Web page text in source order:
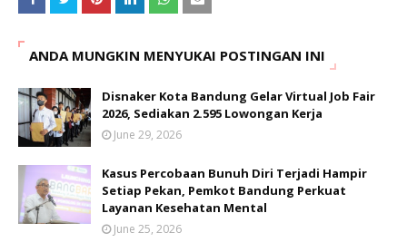
ANDA MUNGKIN MENYUKAI POSTINGAN INI
Disnaker Kota Bandung Gelar Virtual Job Fair
2026, Sediakan 2.595 Lowongan Kerja
June 29, 2026
Kasus Percobaan Bunuh Diri Terjadi Hampir
Setiap Pekan, Pemkot Bandung Perkuat
Layanan Kesehatan Mental
June 25, 2026